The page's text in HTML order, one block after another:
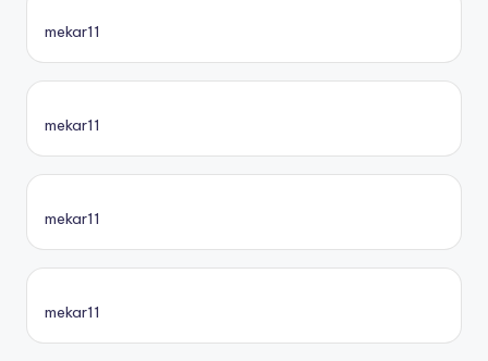
mekar11
mekar11
mekar11
mekar11